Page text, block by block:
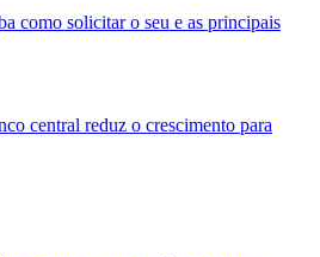
como solicitar o seu e as principais
central reduz o crescimento para